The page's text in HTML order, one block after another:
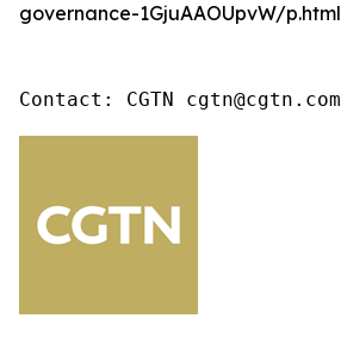
governance-1GjuAAOUpvW/p.html
Contact: CGTN cgtn@cgtn.com